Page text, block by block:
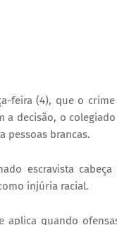
feira (4), que o
a decisão, o
pessoas brancas.
escravista cabeça
injúria racial.
quando